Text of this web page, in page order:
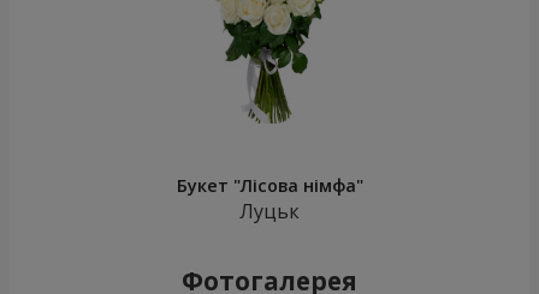
Букет "Лісова німфа"
Луцьк
Фотогалерея